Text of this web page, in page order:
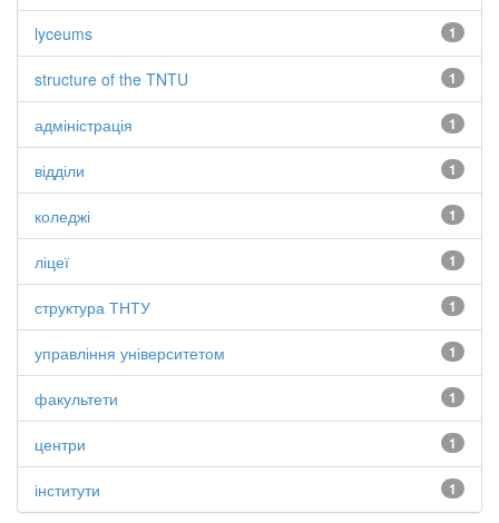
1
lyceums
1
structure of the TNTU
1
адміністрація
1
відділи
1
коледжі
1
ліцеї
1
структура ТНТУ
1
управління університетом
1
факультети
1
центри
1
інститути